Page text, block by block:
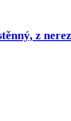
z